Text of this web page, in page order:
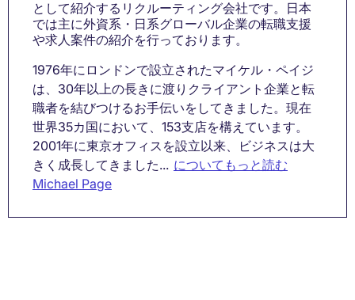
として紹介するリクルーティング会社です。日本
では主に外資系・日系グローバル企業の転職支援
や求人案件の紹介を行っております。
1976年にロンドンで設立されたマイケル・ペイジ
は、30年以上の長きに渡りクライアント企業と転
職者を結びつけるお手伝いをしてきました。現在
世界35カ国において、153支店を構えています。
2001年に東京オフィスを設立以来、ビジネスは大
きく成長してきました... についてもっと読む
Michael Page